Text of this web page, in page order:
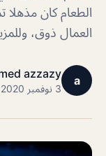
الطعام كان مذهلا
العمال ذوق،
a
azzazy
3 نوفمبر 2020 · 1 دقائق قراءة